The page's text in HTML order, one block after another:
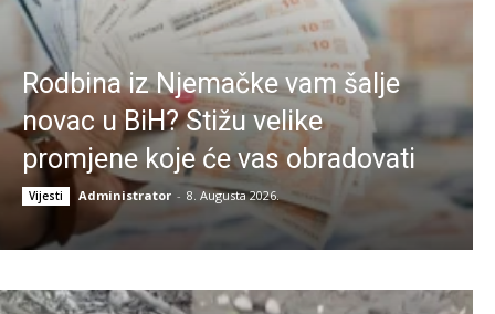
Rodbina iz Njemačke vam šalje
novac u BiH? Stižu velike
promjene koje će vas obradovati
Vijesti Administrator - 8. Augusta 2026.